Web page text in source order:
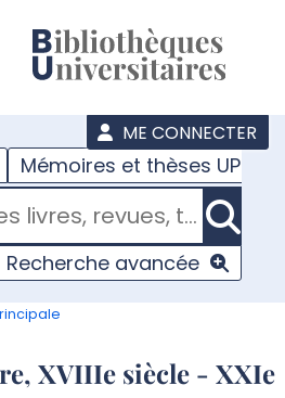
ME CONNECTER
Mémoires et thèses UPJV
Recherche avancée
XVIIIe siècle - XXIe